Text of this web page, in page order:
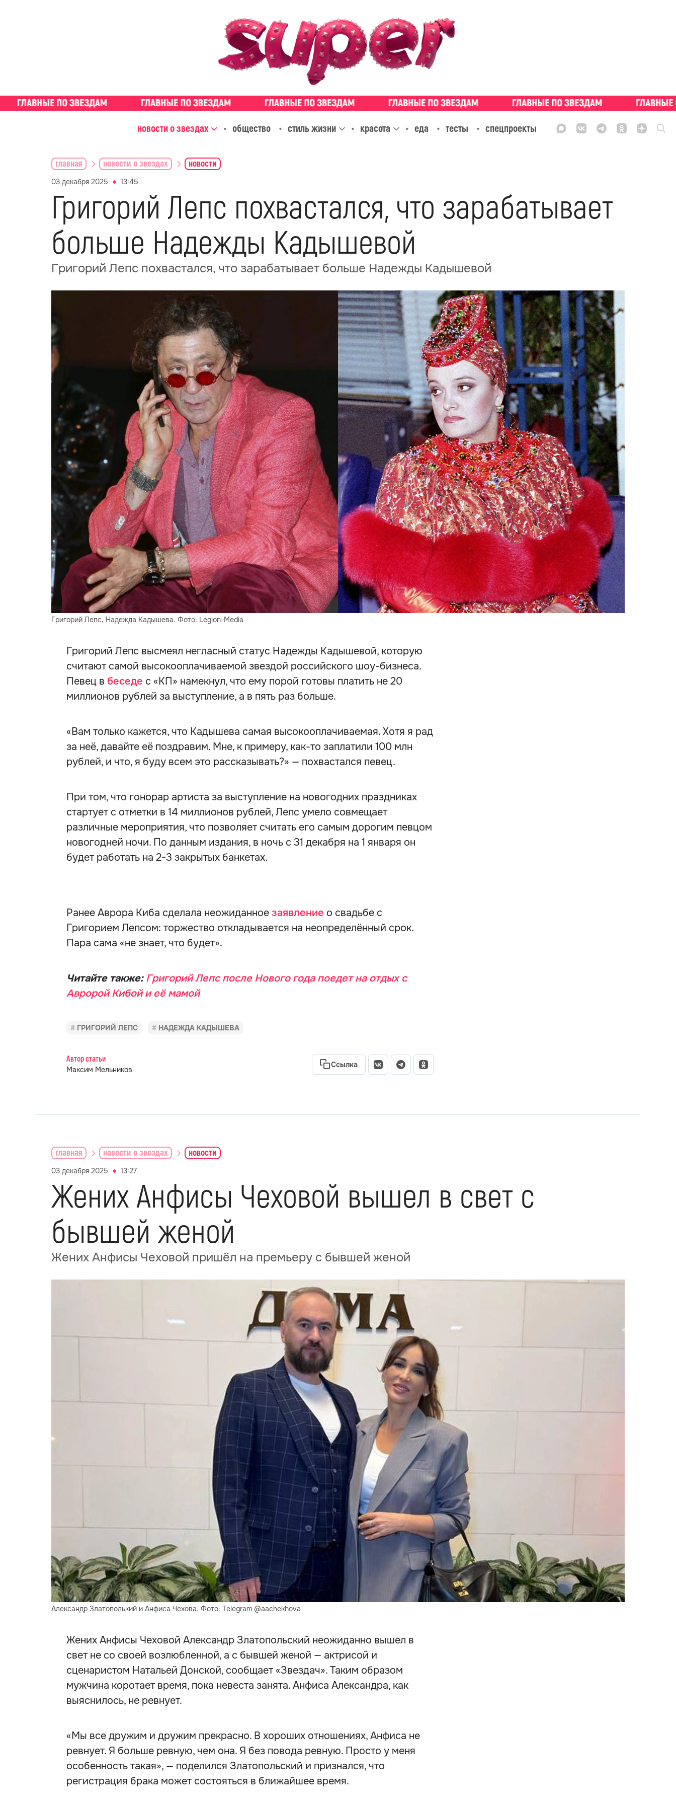
новости о звездах общество стиль жизни красота еда тесты спецпроекты
главная новости о звездах новости
03 декабря 2025 13:45
Григорий Лепс похвастался, что зарабатывает
больше Надежды Кадышевой
Григорий Лепс похвастался, что зарабатывает больше Надежды Кадышевой
Григорий Лепс, Надежда Кадышева. Фото: Legion-Media
Григорий Лепс высмеял негласный статус Надежды Кадышевой, которую
считают самой высокооплачиваемой звездой российского шоу-бизнеса.
Певец в беседе с «КП» намекнул, что ему порой готовы платить не 20
миллионов рублей за выступление, а в пять раз больше.
«Вам только кажется, что Кадышева самая высокооплачиваемая. Хотя я рад
за неё, давайте её поздравим. Мне, к примеру, как-то заплатили 100 млн
рублей, и что, я буду всем это рассказывать?» — похвастался певец.
При том, что гонорар артиста за выступление на новогодних праздниках
стартует с отметки в 14 миллионов рублей, Лепс умело совмещает
различные мероприятия, что позволяет считать его самым дорогим певцом
новогодней ночи. По данным издания, в ночь с 31 декабря на 1 января он
будет работать на 2-3 закрытых банкетах.
Ранее Аврора Киба сделала неожиданное заявление о свадьбе с
Григорием Лепсом: торжество откладывается на неопределённый срок.
Пара сама «не знает, что будет».
Читайте также: Григорий Лепс после Нового года поедет на отдых с
Авророй Кибой и её мамой
ГРИГОРИЙ ЛЕПС НАДЕЖДА КАДЫШЕВА
Автор статьи
Максим Мельников
Ссылка
главная новости о звездах новости
03 декабря 2025 13:27
Жених Анфисы Чеховой вышел в свет с
бывшей женой
Жених Анфисы Чеховой пришёл на премьеру с бывшей женой
Александр Златополький и Анфиса Чехова. Фото: Telegram @aachekhova
Жених Анфисы Чеховой Александр Златопольский неожиданно вышел в
свет не со своей возлюбленной, а с бывшей женой — актрисой и
сценаристом Натальей Донской, сообщает «Звездач». Таким образом
мужчина коротает время, пока невеста занята. Анфиса Александра, как
выяснилось, не ревнует.
«Мы все дружим и дружим прекрасно. В хороших отношениях, Анфиса не
ревнует. Я больше ревную, чем она. Я без повода ревную. Просто у меня
особенность такая», — поделился Златопольский и признался, что
регистрация брака может состояться в ближайшее время.